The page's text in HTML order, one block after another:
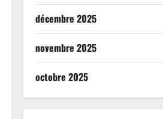
décembre 2025
novembre 2025
octobre 2025